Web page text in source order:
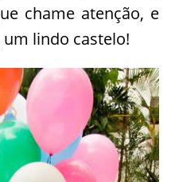
chame atenção, e
lindo castelo!